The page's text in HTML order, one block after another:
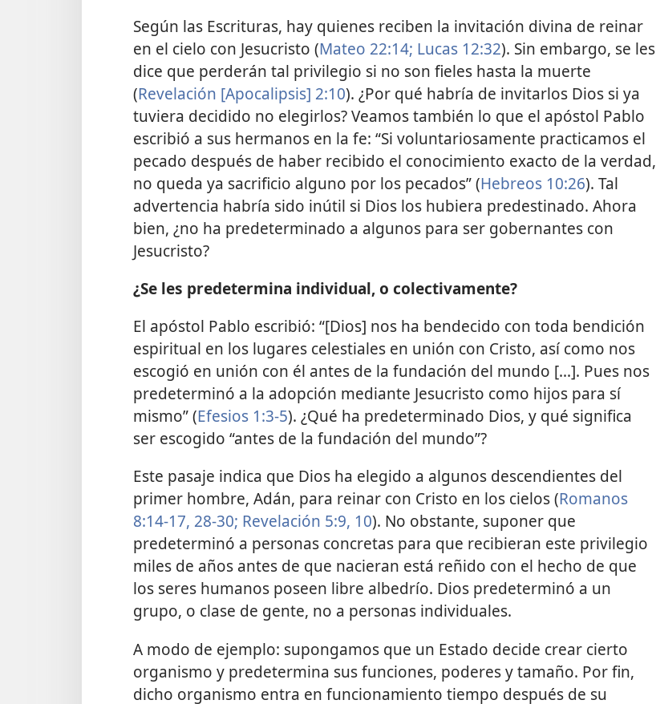
Según las Escrituras, hay quienes reciben la invitación divina de reinar
en el cielo con Jesucristo (Mateo 22:14; Lucas 12:32). Sin embargo, se les
dice que perderán tal privilegio si no son fieles hasta la muerte
(Revelación [Apocalipsis] 2:10). ¿Por qué habría de invitarlos Dios si ya
tuviera decidido no elegirlos? Veamos también lo que el apóstol Pablo
escribió a sus hermanos en la fe: “Si voluntariosamente practicamos el
pecado después de haber recibido el conocimiento exacto de la verdad,
no queda ya sacrificio alguno por los pecados” (Hebreos 10:26). Tal
advertencia habría sido inútil si Dios los hubiera predestinado. Ahora
bien, ¿no ha predeterminado a algunos para ser gobernantes con
Jesucristo?
¿Se les predetermina individual, o colectivamente?
El apóstol Pablo escribió: “[Dios] nos ha bendecido con toda bendición
espiritual en los lugares celestiales en unión con Cristo, así como nos
escogió en unión con él antes de la fundación del mundo [...]. Pues nos
predeterminó a la adopción mediante Jesucristo como hijos para sí
mismo” (Efesios 1:3-5). ¿Qué ha predeterminado Dios, y qué significa
ser escogido “antes de la fundación del mundo”?
Este pasaje indica que Dios ha elegido a algunos descendientes del
primer hombre, Adán, para reinar con Cristo en los cielos (Romanos
8:14-17, 28-30; Revelación 5:9, 10). No obstante, suponer que
predeterminó a personas concretas para que recibieran este privilegio
miles de años antes de que nacieran está reñido con el hecho de que
los seres humanos poseen libre albedrío. Dios predeterminó a un
grupo, o clase de gente, no a personas individuales.
A modo de ejemplo: supongamos que un Estado decide crear cierto
organismo y predetermina sus funciones, poderes y tamaño. Por fin,
dicho organismo entra en funcionamiento tiempo después de su